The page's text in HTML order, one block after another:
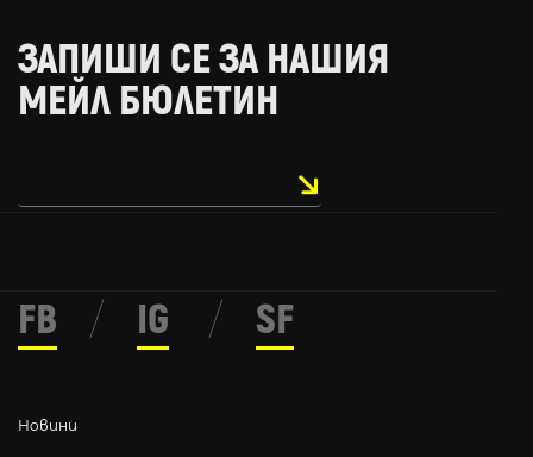
ЗАПИШИ СЕ ЗА НАШИЯ
МЕЙЛ БЮЛЕТИН
Новини
FB / IG / SF